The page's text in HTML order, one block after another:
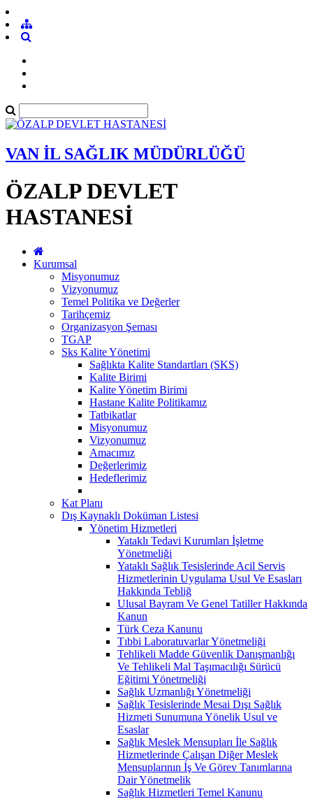
VAN İL SAĞLIK MÜDÜRLÜĞÜ
ÖZALP DEVLET
HASTANESİ
Kurumsal
Misyonumuz
Vizyonumuz
Temel Politika ve Değerler
Tarihçemiz
Organizasyon Şeması
TGAP
Sks Kalite Yönetimi
Sağlıkta Kalite Standartları (SKS)
Kalite Birimi
Kalite Yönetim Birimi
Hastane Kalite Politikamız
Tatbikatlar
Misyonumuz
Vizyonumuz
Amacımız
Değerlerimiz
Hedeflerimiz
Kat Planı
Dış Kaynaklı Doküman Listesi
Yönetim Hizmetleri
Yataklı Tedavi Kurumları İşletme
Yönetmeliği
Yataklı Sağlık Tesislerinde Acil Servis
Hizmetlerinin Uygulama Usul Ve Esasları
Hakkında Tebliğ
Ulusal Bayram Ve Genel Tatiller Hakkında
Kanun
Türk Ceza Kanunu
Tıbbi Laboratuvarlar Yönetmeliği
Tehlikeli Madde Güvenlik Danışmanlığı
Ve Tehlikeli Mal Taşımacılığı Sürücü
Eğitimi Yönetmeliği
Sağlık Uzmanlığı Yönetmeliği
Sağlık Tesislerinde Mesai Dışı Sağlık
Hizmeti Sunumuna Yönelik Usul ve
Esaslar
Sağlık Meslek Mensupları İle Sağlık
Hizmetlerinde Çalışan Diğer Meslek
Mensuplarının İş Ve Görev Tanımlarına
Dair Yönetmelik
Sağlık Hizmetleri Temel Kanunu